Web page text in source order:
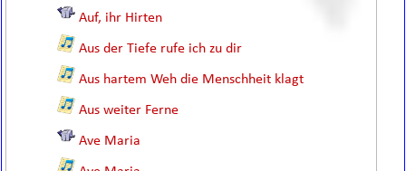
Auf, ihr Hirten
Aus der Tiefe rufe ich zu dir
Aus hartem Weh die Menschheit klagt
Aus weiter Ferne
Ave Maria